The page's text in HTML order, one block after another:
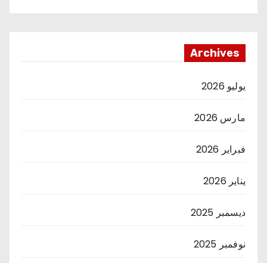
Archives
يوليو 2026
مارس 2026
فبراير 2026
يناير 2026
ديسمبر 2025
نوفمبر 2025